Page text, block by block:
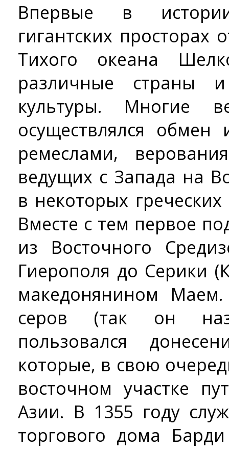
Впервые в
гигантских
Тихого океана
различные страны
культуры. Многие
осуществлялся обмен
ремеслами,
ведущих с Запада на
в некоторых
Вместе с тем первое
из Восточного
Гиерополя до Серики
македонянином
серов (так он
пользовался
которые, в свою
восточном участке
Азии. В 1355 году
торгового дома